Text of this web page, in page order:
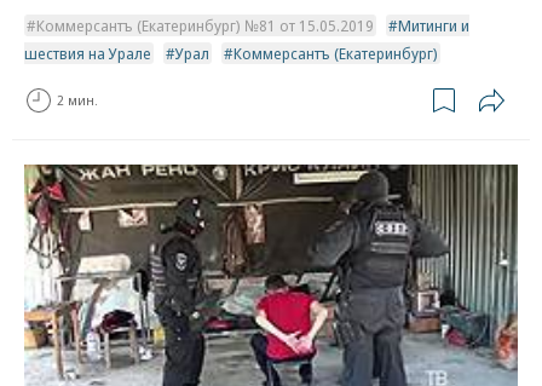
Коммерсантъ (Екатеринбург) №81 от 15.05.2019
Митинги и
шествия на Урале
Урал Коммерсантъ (Екатеринбург)
2 мин.